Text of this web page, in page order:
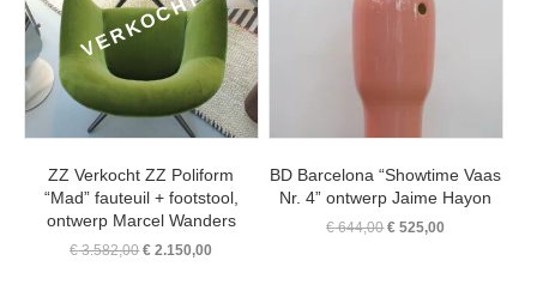
ZZ Verkocht ZZ Poliform
“Mad” fauteuil + footstool,
ontwerp Marcel Wanders
€3.582,00Oorspronkelijke
€ 2.150,00
BD Barcelona “Showtime Vaas
Nr. 4” ontwerp Jaime Hayon
€644,00Oorspronkelijke
€ 525,00